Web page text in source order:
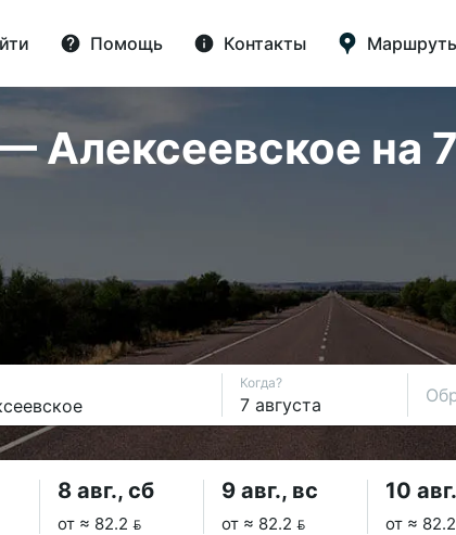
Помощь Контакты
Алексеевское на 7
Когда?
8 авг., сб
от ≈ 82.2 
9 авг., вс
от ≈ 82.2 
10
от ≈